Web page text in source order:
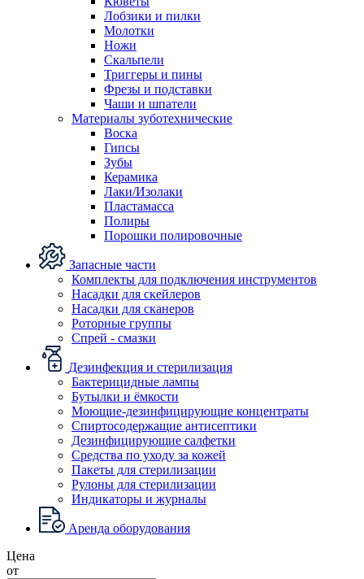
Лобзики и пилки
Молотки
Ножи
Скальпели
Триггеры и пины
Фрезы и подставки
Чаши и шпатели
Материалы зуботехнические
Воска
Гипсы
Зубы
Керамика
Лаки/Изолаки
Пластамасса
Полиры
Порошки полировочные
Запасные части
Комплекты для подключения инструментов
Насадки для скейлеров
Насадки для сканеров
Роторные группы
Спрей - смазки
Дезинфекция и стерилизация
Бактерицидные лампы
Бутылки и ёмкости
Моющие-дезинфицирующие концентраты
Спиртосодержащие антисептики
Дезинфицирующие салфетки
Средства по уходу за кожей
Пакеты для стерилизации
Рулоны для стерилизации
Индикаторы и журналы
Аренда оборудования
Цена
от